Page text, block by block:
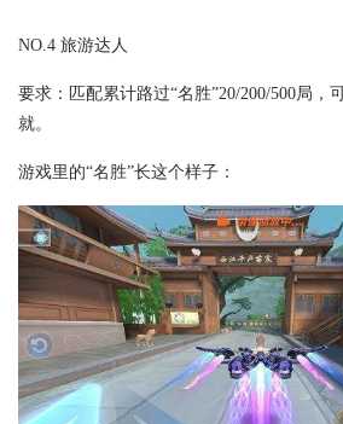
NO.4 旅游达人
要求：匹配累计路过“名胜”20/200/500局，
就。
游戏里的“名胜”长这个样子：